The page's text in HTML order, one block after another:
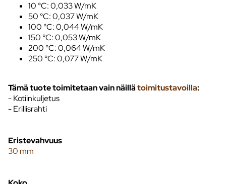
10 °C: 0,033 W/mK
50 °C: 0,037 W/mK
100 °C: 0,044 W/mK
150 °C: 0,053 W/mK
200 °C: 0,064 W/mK
250 °C: 0,077 W/mK
Tämä tuote toimitetaan vain näillätoimitustavoilla:
- Kotiinkuljetus
- Erillisrahti
Eristevahvuus
30 mm